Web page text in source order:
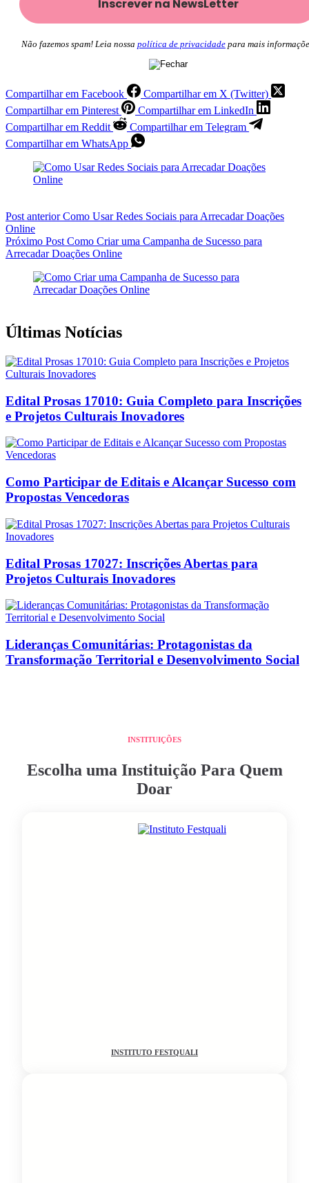
Não fazemos spam! Leia nossa política de privacidade para mais
Compartilhar em Facebook
Compartilhar em X (Twitter)
Compartilhar em Pinterest
Compartilhar em LinkedIn
Compartilhar em Reddit
Compartilhar em Telegram
Compartilhar em WhatsApp
Post anteriorComo Usar Redes Sociais para Arrecadar Doações
Online
Próximo Post Como Criar uma Campanha de Sucesso para
Arrecadar Doações Online
Últimas Notícias
Edital Prosas 17010: Guia Completo para Inscrições
e Projetos Culturais Inovadores
Como Participar de Editais e Alcançar Sucesso com
Propostas Vencedoras
Edital Prosas 17027: Inscrições Abertas para
Projetos Culturais Inovadores
Lideranças Comunitárias: Protagonistas da
Transformação Territorial e Desenvolvimento Social
INSTITUIÇÕES
Escolha uma Instituição Para Quem
Doar
INSTITUTO FESTQUALI